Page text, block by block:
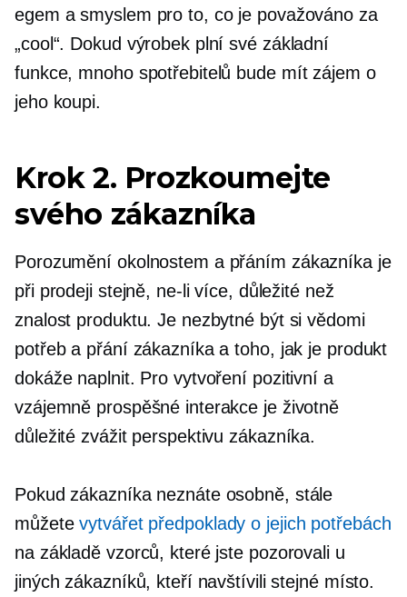
egem a smyslem pro to, co je považováno za
„cool“. Dokud výrobek plní své základní
funkce, mnoho spotřebitelů bude mít zájem o
jeho koupi.
Krok 2. Prozkoumejte
svého zákazníka
Porozumění okolnostem a přáním zákazníka je
při prodeji stejně, ne-li více, důležité než
znalost produktu. Je nezbytné být si vědomi
potřeb a přání zákazníka a toho, jak je produkt
dokáže naplnit. Pro vytvoření pozitivní a
vzájemně prospěšné interakce je životně
důležité zvážit perspektivu zákazníka.
Pokud zákazníka neznáte osobně, stále
můžetevytvářet předpoklady o jejich potřebách
na základě vzorců, které jste pozorovali u
jiných zákazníků, kteří navštívili stejné místo.